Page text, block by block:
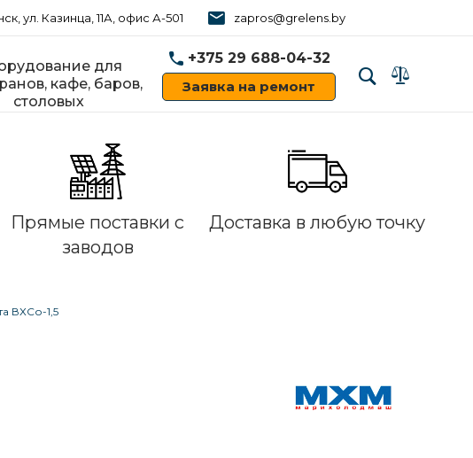
ул. Казинца, 11А, офис А-501 zapros@grelens.by
для
кафе, баров,
столовых
+375 29 688-04-32
Заявка на ремонт
Прямые поставки с
заводов
Доставка в любую точку
ВХСо-1,5